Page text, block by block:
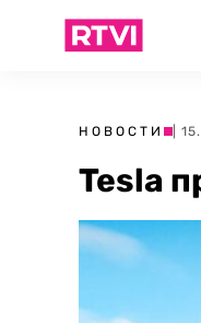
НОВОСТИ |
Tesla